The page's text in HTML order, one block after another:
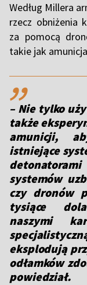
Według Millera
rzecz obniżenia
za pomocą
takie jak
,,
– Nie tylko
także
amunicji,
istniejące
systemów
czy dronów
tysiące
naszymi
eksplodują
odłamków
powiedział.